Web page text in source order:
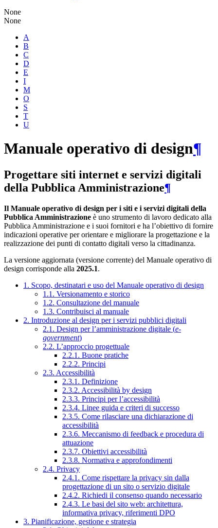
None
None
A
B
C
D
E
I
M
O
S
T
U
Manuale operativo di design¶
Progettare siti internet e servizi digitali
della Pubblica Amministrazione¶
Il Manuale operativo di design per i siti e i servizi digitali della
Pubblica Amministrazione è uno strumento di lavoro dedicato alla
Pubblica Amministrazione e i suoi fornitori e ha l’obiettivo di fornire
indicazioni operative per orientare e migliorare la progettazione e la
realizzazione dei punti di contatto digitali verso la cittadinanza.
La versione aggiornata (versione corrente) del Manuale operativo di
design corrisponde alla 2025.1.
1. Scopo, destinatari e uso del Manuale operativo di design
1.1. Versionamento e storico
1.2. Consultazione del manuale
1.3. Contribuisci al manuale
2. Introduzione al design per i servizi pubblici digitali
2.1. Design per l’amministrazione digitale (e-
government)
2.2. L’approccio progettuale
2.2.1. Buone pratiche
2.2.2. Principi
2.3. Accessibilità
2.3.1. Definizione
2.3.2. Accessibilità by design
2.3.3. Principi per l’accessibilità
2.3.4. Linee guida e criteri di successo
2.3.5. Come rilasciare una dichiarazione di
accessibilità
2.3.6. Meccanismo di feedback e procedura di
attuazione
2.3.7. Obiettivi accessibilità
2.3.8. Normativa e approfondimenti
2.4. Privacy
2.4.1. Come rispettare la privacy sin dalla
progettazione di un sito o servizio digitale
2.4.2. Richiedi il consenso quando necessario
2.4.3. Le basi del sito web: architettura,
informativa privacy, riferimenti DPO
3. Pianificazione, gestione e strategia